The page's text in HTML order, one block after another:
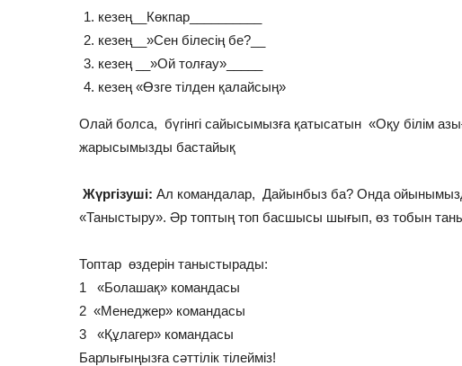
кезең__Көкпар__________
кезең__»Сен білесің бе?__
кезең __»Ой толғау»_____
кезең «Өзге тілден қалайсың»
Олай болса, бүгінгі сайысымызға қатысатын «Оқу білім
жарысымызды бастайық
Жүргізуші: Ал командалар, Дайынбыз ба? Онда
«Таныстыру». Әр топтың топ басшысы шығып, өз тобын
Топтар өздерін таныстырады:
1 «Болашақ» командасы
2 «Менеджер» командасы
3 «Құлагер» командасы
Барлығыңызға сәттілік тілейміз!